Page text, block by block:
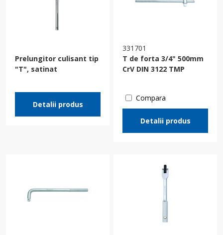
Prelungitor culisant tip
"T", satinat
Detalii produs
331701
T de forta 3/4" 500mm
CrV DIN 3122 TMP
Compara
Detalii produs